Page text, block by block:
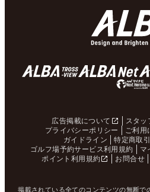
広告掲載について スタッ
プライバシーポリシー
ご利用
ガイドライン
特定商取
ゴルフ場予約サービス利用規約
マ
ポイント利用規約
お問合せ
掲載されている全てのコンテンツの無断で